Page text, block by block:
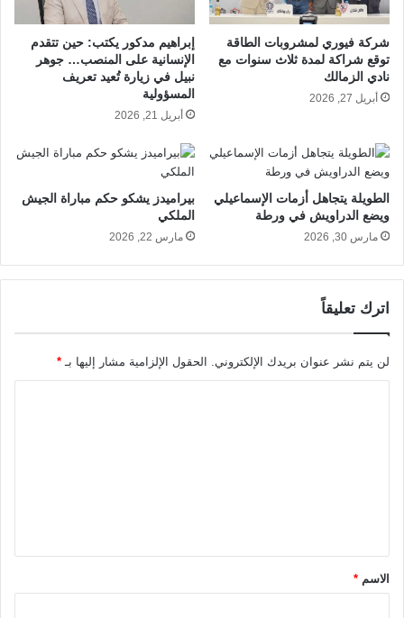
شركة فيوري لمشروبات الطاقة
توقع شراكة لمدة ثلاث سنوات مع
نادي الزمالك
أبريل 27, 2026
إبراهيم مدكور يكتب: حين تتقدم
الإنسانية على المنصب… جوهر
نبيل في زيارة تُعيد تعريف
المسؤولية
أبريل 21, 2026
الطويلة يتجاهل أزمات الإسماعيلي
ويضع الدراويش في ورطة
مارس 30, 2026
بيراميدز يشكو حكم مباراة الجيش
الملكي
مارس 22, 2026
اترك تعليقاً
لن يتم نشر عنوان بريدك الإلكتروني. الحقول الإلزامية مشار إليها بـ *
ق
*الاسم *